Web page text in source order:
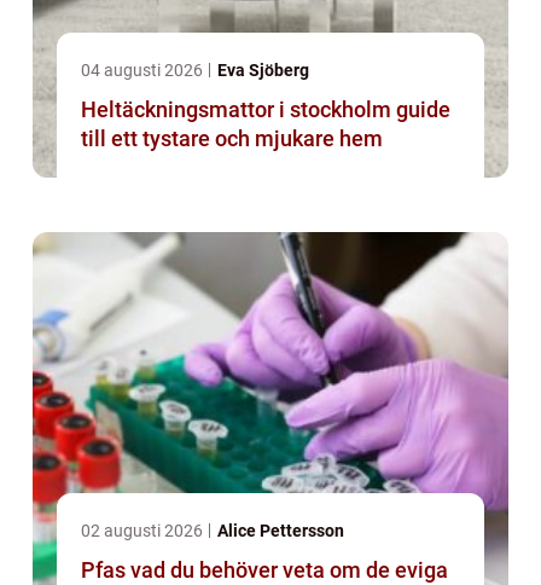
04 augusti 2026 Eva Sjöberg
Heltäckningsmattor i stockholm guide
till ett tystare och mjukare hem
02 augusti 2026 Alice Pettersson
Pfas vad du behöver veta om de eviga